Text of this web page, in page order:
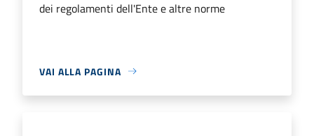
dei regolamenti dell'Ente e altre norme
VAI ALLA PAGINA